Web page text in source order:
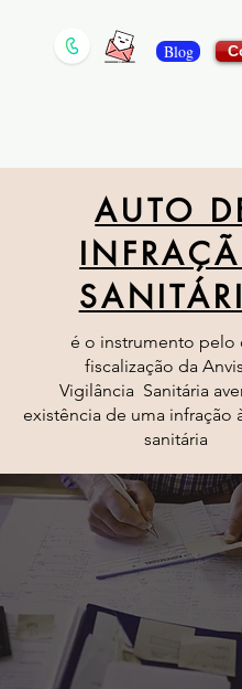
Blog
AUTO
é o instrumento pelo
fiscalização da
Vigilância Sanitária
existência de uma infração
sanitária